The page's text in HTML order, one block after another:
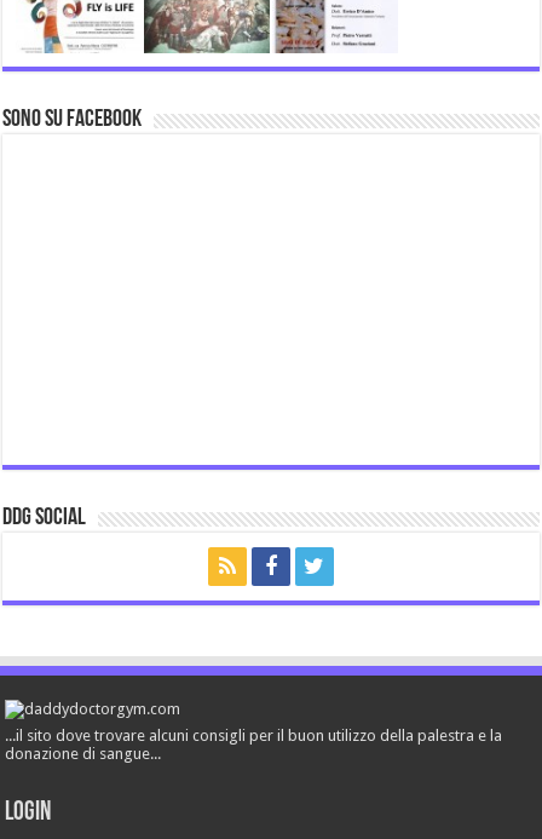
Sono su Facebook
ddg Social
...il sito dove trovare alcuni consigli per il buon utilizzo della palestra e la
donazione di sangue...
Login